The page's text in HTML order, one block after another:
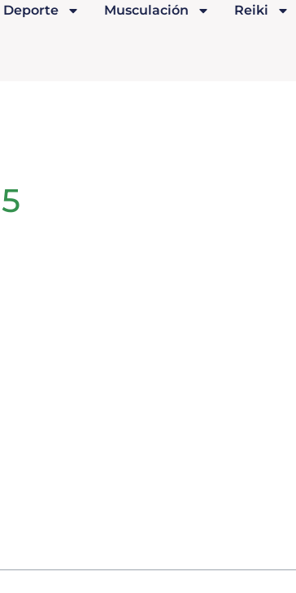
Deporte Musculación Reiki